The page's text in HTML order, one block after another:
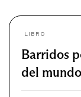
LIBRO
Barridos
del mundo